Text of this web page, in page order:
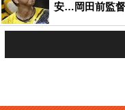
安…岡田前監督